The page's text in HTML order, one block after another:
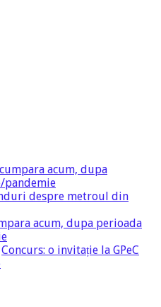
acum, dupa
pandemie
despre metroul din
acum, dupa perioada
Concurs: o invitație la GPeC